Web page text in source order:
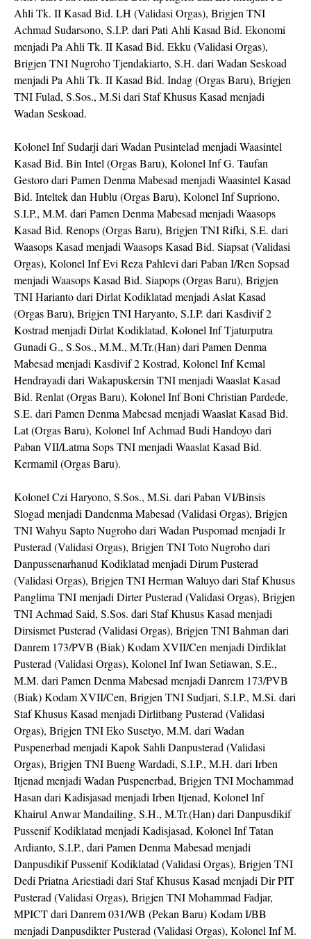
Ahli Tk. II Kasad Bid. LH (Validasi Orgas), Brigjen TNI
Achmad Sudarsono, S.I.P. dari Pati Ahli Kasad Bid. Ekonomi
menjadi Pa Ahli Tk. II Kasad Bid. Ekku (Validasi Orgas),
Brigjen TNI Nugroho Tjendakiarto, S.H. dari Wadan Seskoad
menjadi Pa Ahli Tk. II Kasad Bid. Indag (Orgas Baru), Brigjen
TNI Fulad, S.Sos., M.Si dari Staf Khusus Kasad menjadi
Wadan Seskoad.
Kolonel Inf Sudarji dari Wadan Pusintelad menjadi Waasintel
Kasad Bid. Bin Intel (Orgas Baru), Kolonel Inf G. Taufan
Gestoro dari Pamen Denma Mabesad menjadi Waasintel Kasad
Bid. Inteltek dan Hublu (Orgas Baru), Kolonel Inf Supriono,
S.I.P., M.M. dari Pamen Denma Mabesad menjadi Waasops
Kasad Bid. Renops (Orgas Baru), Brigjen TNI Rifki, S.E. dari
Waasops Kasad menjadi Waasops Kasad Bid. Siapsat (Validasi
Orgas), Kolonel Inf Evi Reza Pahlevi dari Paban I/Ren Sopsad
menjadi Waasops Kasad Bid. Siapops (Orgas Baru), Brigjen
TNI Harianto dari Dirlat Kodiklatad menjadi Aslat Kasad
(Orgas Baru), Brigjen TNI Haryanto, S.I.P. dari Kasdivif 2
Kostrad menjadi Dirlat Kodiklatad, Kolonel Inf Tjaturputra
Gunadi G., S.Sos., M.M., M.Tr.(Han) dari Pamen Denma
Mabesad menjadi Kasdivif 2 Kostrad, Kolonel Inf Kemal
Hendrayadi dari Wakapuskersin TNI menjadi Waaslat Kasad
Bid. Renlat (Orgas Baru), Kolonel Inf Boni Christian Pardede,
S.E. dari Pamen Denma Mabesad menjadi Waaslat Kasad Bid.
Lat (Orgas Baru), Kolonel Inf Achmad Budi Handoyo dari
Paban VII/Latma Sops TNI menjadi Waaslat Kasad Bid.
Kermamil (Orgas Baru).
Kolonel Czi Haryono, S.Sos., M.Si. dari Paban VI/Binsis
Slogad menjadi Dandenma Mabesad (Validasi Orgas), Brigjen
TNI Wahyu Sapto Nugroho dari Wadan Puspomad menjadi Ir
Pusterad (Validasi Orgas), Brigjen TNI Toto Nugroho dari
Danpussenarhanud Kodiklatad menjadi Dirum Pusterad
(Validasi Orgas), Brigjen TNI Herman Waluyo dari Staf Khusus
Panglima TNI menjadi Dirter Pusterad (Validasi Orgas), Brigjen
TNI Achmad Said, S.Sos. dari Staf Khusus Kasad menjadi
Dirsismet Pusterad (Validasi Orgas), Brigjen TNI Bahman dari
Danrem 173/PVB (Biak) Kodam XVII/Cen menjadi Dirdiklat
Pusterad (Validasi Orgas), Kolonel Inf Iwan Setiawan, S.E.,
M.M. dari Pamen Denma Mabesad menjadi Danrem 173/PVB
(Biak) Kodam XVII/Cen, Brigjen TNI Sudjari, S.I.P., M.Si. dari
Staf Khusus Kasad menjadi Dirlitbang Pusterad (Validasi
Orgas), Brigjen TNI Eko Susetyo, M.M. dari Wadan
Puspenerbad menjadi Kapok Sahli Danpusterad (Validasi
Orgas), Brigjen TNI Bueng Wardadi, S.I.P., M.H. dari Irben
Itjenad menjadi Wadan Puspenerbad, Brigjen TNI Mochammad
Hasan dari Kadisjasad menjadi Irben Itjenad, Kolonel Inf
Khairul Anwar Mandailing, S.H., M.Tr.(Han) dari Danpusdikif
Pussenif Kodiklatad menjadi Kadisjasad, Kolonel Inf Tatan
Ardianto, S.I.P., dari Pamen Denma Mabesad menjadi
Danpusdikif Pussenif Kodiklatad (Validasi Orgas), Brigjen TNI
Dedi Priatna Ariestiadi dari Staf Khusus Kasad menjadi Dir PIT
Pusterad (Validasi Orgas), Brigjen TNI Mohammad Fadjar,
MPICT dari Danrem 031/WB (Pekan Baru) Kodam I/BB
menjadi Danpusdikter Pusterad (Validasi Orgas), Kolonel Inf M.